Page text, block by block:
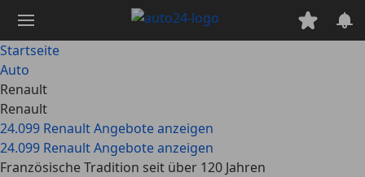
Hauptinhalt
springen
Startseite
Auto
Renault
Renault
24.099 Renault Angebote anzeigen
24.099 Renault Angebote anzeigen
Französische Tradition seit über 120 Jahren